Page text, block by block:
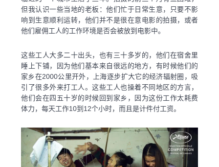
但我认识一些当地的老板：他们忙于日常生意，只要不影
响到生意顺利运转，他们并不是很在意电影的拍摄，或者
他们雇佣工人的工作环境是否会被放到电影中。
这些工人大多二十出头，也有三十多岁的，他们在宿舍里
睡上下铺，因为他们基本来自很远的地方，有时候他们的
家乡在2000公里开外，上海逐步扩大它的经济辐射圈，吸
引了很多外来打工人。这些工人也操着不同地区的方言，
他们会在四五十岁的时候回到家乡，因为这份工作太耗费
体力，每天工作10到12个小时，而且是计件付工资。